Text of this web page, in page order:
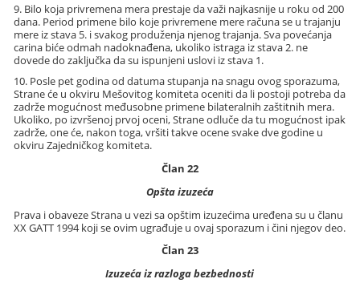
9. Bilo koja privremena mera prestaje da važi najkasnije u roku od 200
dana. Period primene bilo koje privremene mere računa se u trajanju
mere iz stava 5. i svakog produženja njenog trajanja. Sva povećanja
carina biće odmah nadoknađena, ukoliko istraga iz stava 2. ne
dovede do zaključka da su ispunjeni uslovi iz stava 1.
10. Posle pet godina od datuma stupanja na snagu ovog sporazuma,
Strane će u okviru Mešovitog komiteta oceniti da li postoji potreba da
zadrže mogućnost međusobne primene bilateralnih zaštitnih mera.
Ukoliko, po izvršenoj prvoj oceni, Strane odluče da tu mogućnost ipak
zadrže, one će, nakon toga, vršiti takve ocene svake dve godine u
okviru Zajedničkog komiteta.
Član 22
Opšta izuzeća
Prava i obaveze Strana u vezi sa opštim izuzećima uređena su u članu
XX GATT 1994 koji se ovim ugrađuje u ovaj sporazum i čini njegov deo.
Član 23
Izuzeća iz razloga bezbednosti